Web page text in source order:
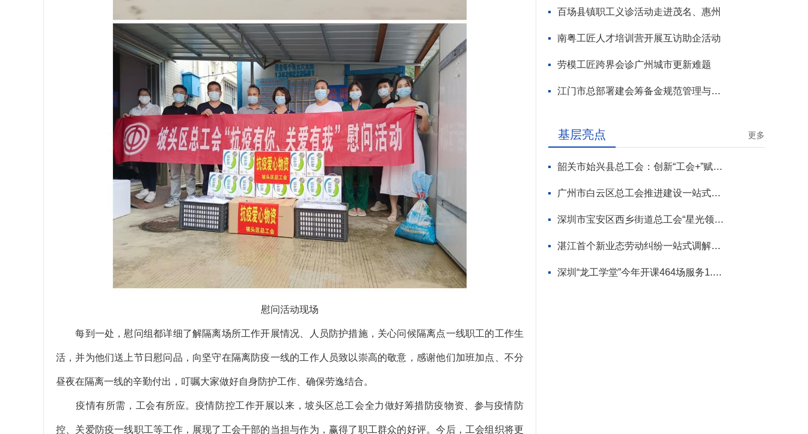
慰问活动现场
每到一处，慰问组都详细了解隔离场所工作开展情况、人员防护措施，关心问候隔离点一线职工的工作生
活，并为他们送上节日慰问品，向坚守在隔离防疫一线的工作人员致以崇高的敬意，感谢他们加班加点、不分
昼夜在隔离一线的辛勤付出，叮嘱大家做好自身防护工作、确保劳逸结合。
疫情有所需，工会有所应。疫情防控工作开展以来，坡头区总工会全力做好筹措防疫物资、参与疫情防
控、关爱防疫一线职工等工作，展现了工会干部的当担与作为，赢得了职工群众的好评。今后，工会组织将更
百场县镇职工义诊活动走进茂名、惠州
南粤工匠人才培训营开展互访助企活动
劳模工匠跨界会诊广州城市更新难题
江门市总部署建会筹备金规范管理与基层工会组建攻坚行动
基层亮点 更多
韶关市始兴县总工会：创新“工会+”赋能模式 为“百千万工程”蓄势添力
广州市白云区总工会推进建设一站式调解平台
深圳市宝安区西乡街道总工会“星光领航”品牌首场活动走进企业
湛江首个新业态劳动纠纷一站式调解平台揭牌
深圳“龙工学堂”今年开课464场服务1.2万职工